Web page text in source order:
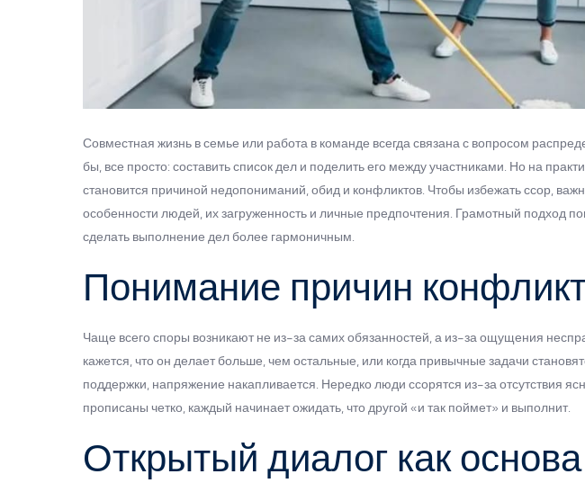
Совместная жизнь в семье или работа в команде всегда связана с вопросом
бы, все просто: составить список дел и поделить его между участниками. Но на
становится причиной недопониманий, обид и конфликтов. Чтобы избежать ссор,
особенности людей, их загруженность и личные предпочтения. Грамотный подход
сделать выполнение дел более гармоничным.
Понимание причин
Чаще всего споры возникают не из-за самих обязанностей, а из-за ощущения
кажется, что он делает больше, чем остальные, или когда привычные задачи
поддержки, напряжение накапливается. Нередко люди ссорятся из-за отсутствия
прописаны четко, каждый начинает ожидать, что другой «и так поймет» и выполнит.
Открытый диалог как основа